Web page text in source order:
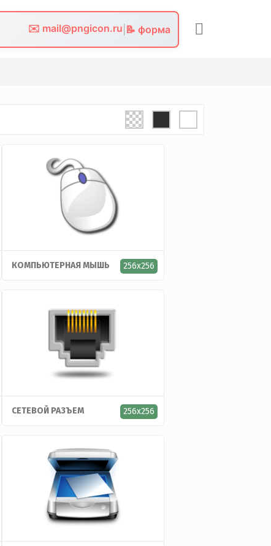
✉️ mail@pngicon.ru 📝 форма
КОМПЬЮТЕРНАЯ МЫШЬ 256x256
СЕТЕВОЙ РАЗЪЕМ 256x256